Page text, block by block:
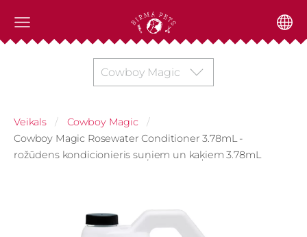
Cowboy Magic
Veikals
Cowboy Magic
Cowboy Magic Rosewater Conditioner 3.78mL -
rožūdens kondicionieris suņiem un kaķiem 3.78mL